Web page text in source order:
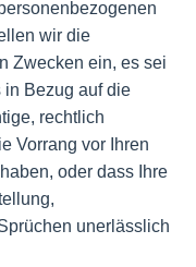
wir die
Zwecken ein, es sei
Bezug auf die
rechtlich
Vorrang vor Ihren
oder dass Ihre
unerlässlich